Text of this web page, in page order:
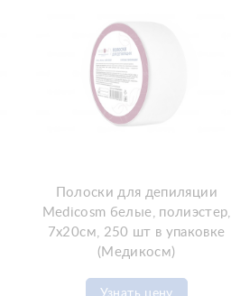
Полоски для депиляции
Medicosm белые, полиэстер,
7х20см, 250 шт в упаковке
(Медикосм)
Узнать цену